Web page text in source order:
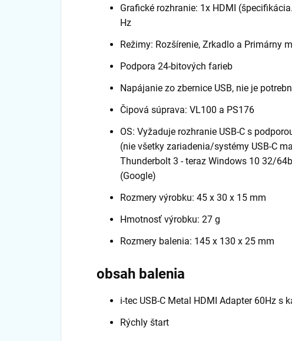
Grafické rozhranie: 1x HDMI
Hz
Režimy: Rozšírenie, Zrkadlo a Primárny
Podpora 24-bitových farieb
Napájanie zo zbernice USB, nie je
Čipová súprava: VL100 a PS176
OS: Vyžaduje rozhranie USB-C s
(nie všetky zariadenia/systémy USB-C
Thunderbolt 3 - teraz Windows 10 32/
(Google)
Rozmery výrobku: 45 x 30 x 15 mm
Hmotnosť výrobku: 27 g
Rozmery balenia: 145 x 130 x 25 mm
obsah balenia
i-tec USB-C Metal HDMI Adapter 60Hz s
Rýchly štart